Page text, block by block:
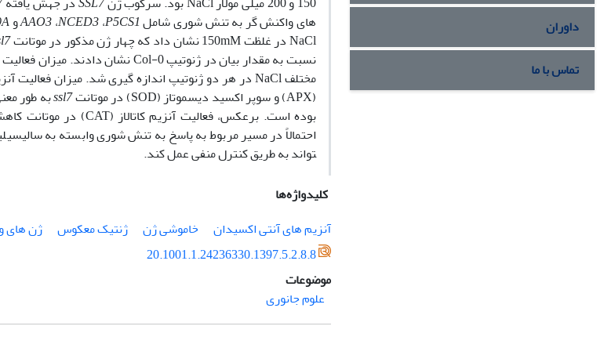
های واکنش­ گر به تنش شوری شاملP5CS1،NCED3،AAO3و
NaClدر غلظتmM150 نشان داد که چهار ژن مذکور در موتانت
نسبت به مقدار بیان در ژنوتیپCol-0نشان­ دادند. میزان
مختلفNaClدر هر دو ژنوتیپ اندازه­ گیری شد. میزان فعالیت
(
APX) و سوپر اکسید دیسموتاز (SOD) در موتانتssl7به ­طور
بوده است. برعکس، فعالیت آنزیم‌ کاتالاز (CAT) در موتانت
احتمالاًدر مسیر مربوط به پاسخ به تنش شوری وابسته به
تواند به طریق کنترل منفی عمل کند.
کلیدواژه‌ها
آنزیم های آنتی اکسیدان
خاموشی ژن ژنتیک معکوس ژن های
20.1001.1.24236330.1397.5.2.8.8
موضوعات
علوم جانوری
داوران
تماس با ما